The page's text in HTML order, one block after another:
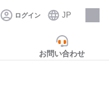
ログイン JP
採用情報
お問い合わせ